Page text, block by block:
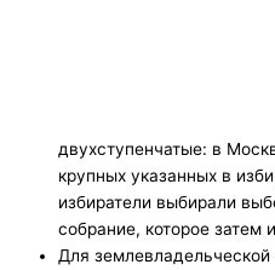
двухступенчатые: в
крупных указанных в
избиратели выбирали
собрание, которое затем
Для землевладельческой